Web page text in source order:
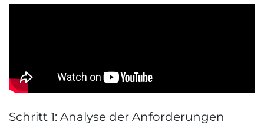
Schritt 1: Analyse der Anforderungen